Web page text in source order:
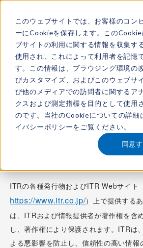
このウェブサイトでは、お客様のコン
ーにCookieを保存します。このCookie
ブサイトの利用に関する情報を収集す
使用され、これによって利用者を記憶
す。この情報は、ブラウジング環境の
びカスタマイズ、およびこのウェブサ
び他のメディアでの訪問者に関するア
クスおよび測定指標を目的として使用
のです。当社のCookieについての詳細
イバシーポリシーをご覧ください。
同意
TOP ITR著作物の引用ポリシー
Copyright & Quote Policy
ITR著作物の引用
【
ITRの各種発行物およびITR Webサイト
https://www.itr.co.jp/）上で提供する
は、ITRおよび情報提供者が著作権を含
し、著作権により保護されます。ITRは
よる悪影響を防止し、信頼性の高い情報